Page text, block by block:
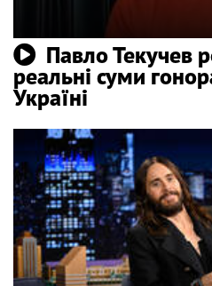
Павло Текучев
реальні суми
Україні